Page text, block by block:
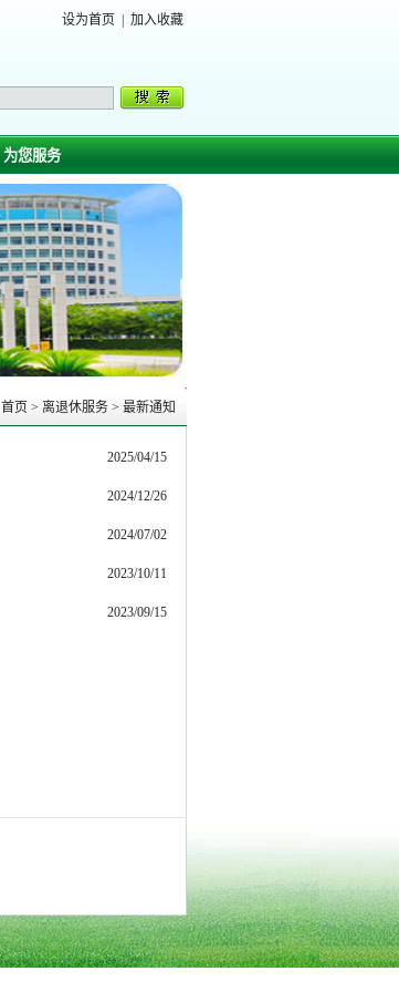
设为首页 加入收藏
为您服务
首页 > 离退休服务 > 最新通知
2025/04/15
2024/12/26
2024/07/02
2023/10/11
2023/09/15